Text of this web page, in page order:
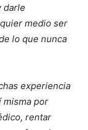
darle
medio ser
lo que nunca
experiencia
misma por
rentar